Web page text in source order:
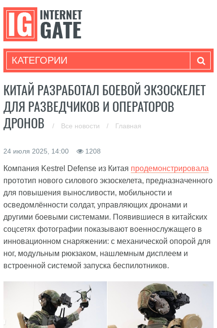
КАТЕГОРИИ
КИТАЙ РАЗРАБОТАЛ БОЕВОЙ ЭКЗОСКЕЛЕТ
ДЛЯ РАЗВЕДЧИКОВ И ОПЕРАТОРОВ
ДРОНОВ
/ Все новости / Главная
24 июля 2025, 14:00 1208
Компания Kestrel Defense из Китая продемонстрировала
прототип нового силового экзоскелета, предназначенного
для повышения выносливости, мобильности и
осведомлённости солдат, управляющих дронами и
другими боевыми системами. Появившиеся в китайских
соцсетях фотографии показывают военнослужащего в
инновационном снаряжении: с механической опорой для
ног, модульным рюкзаком, нашлемным дисплеем и
встроенной системой запуска беспилотников.